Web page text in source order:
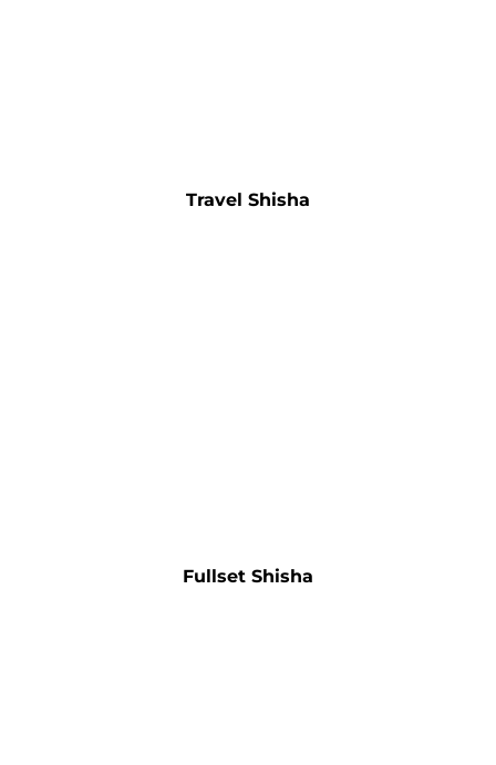
Travel Shisha
Fullset Shisha